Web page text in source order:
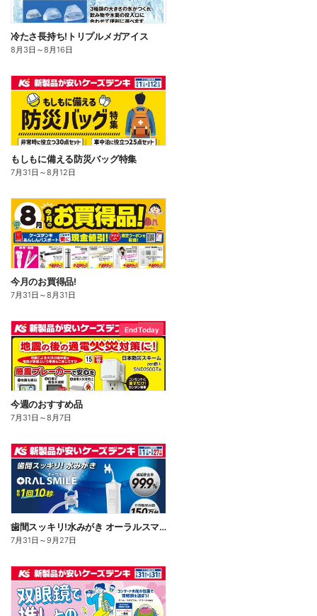
冷たさ長持ち!トリプルメガアイス
8月3日 ～8月16日
もしもに備える防災バッグ特集
7月31日 ～8月12日
今月のお買得品!
7月31日 ～8月31日
End Today
今週のおすすめ品
7月31日 ～8月7日
歯間スッキリ!水みがき オーラルスマイル
7月31日 ～9月27日